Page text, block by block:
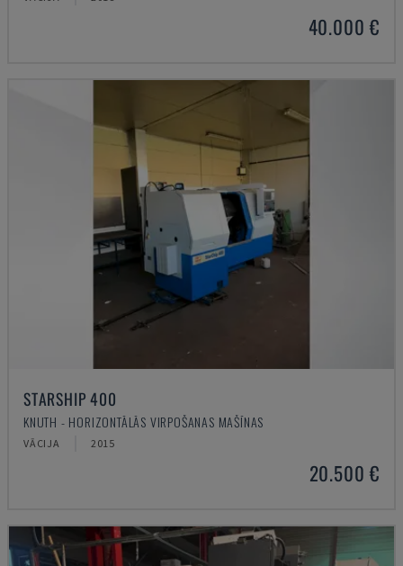
40.000 €
STARSHIP 400
KNUTH - HORIZONTĀLĀS VIRPOŠANAS MAŠĪNAS
VĀCIJA 2015
20.500 €